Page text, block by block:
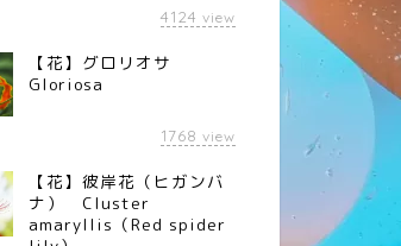
4124 view
【花】グロリオサ
Gloriosa
1768 view
【花】彼岸花（ヒガンバ
ナ） Cluster
amaryllis（Red spider